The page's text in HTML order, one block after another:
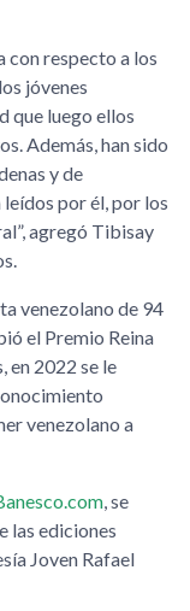
con respecto a los
jóvenes
que luego ellos
Además, han sido
y de
por él, por los
agregó Tibisay
venezolano de 94
el Premio Reina
en 2022 se le
venezolano a
, se
las ediciones
Joven Rafael